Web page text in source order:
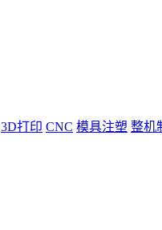
3D打印 CNC 模具注塑 整机